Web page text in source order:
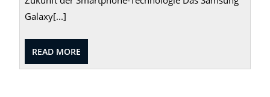
Galaxy[...]
READ MORE
MORE